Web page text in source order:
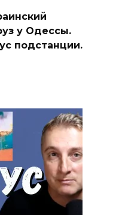
у Одессы.
подстанции.